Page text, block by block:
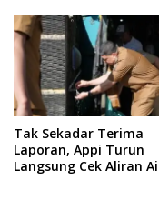
Tak Sekadar Terima
Laporan, Appi Turun
Langsung Cek Aliran